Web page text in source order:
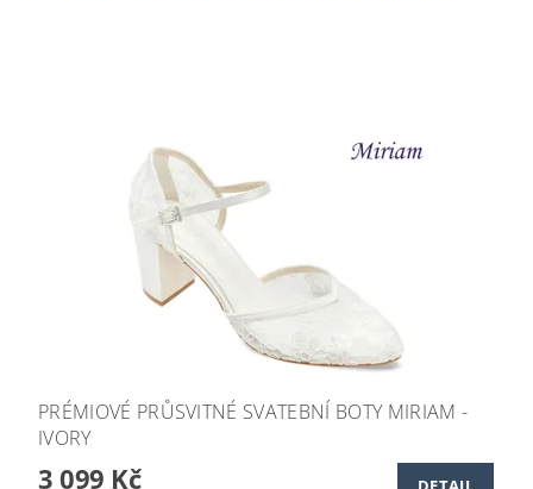
PRÉMIOVÉ PRŮSVITNÉ SVATEBNÍ BOTY MIRIAM -
IVORY
3 099 Kč